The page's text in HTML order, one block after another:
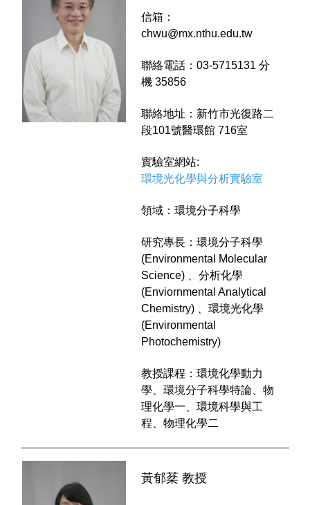
信箱：
chwu@mx.nthu.edu.tw
聯絡電話：03-5715131 分
機 35856
聯絡地址：新竹市光復路二
段101號醫環館 716室
實驗室網站:
環境光化學與分析實驗室
領域：環境分子科學
研究專長：環境分子科學
(Environmental Molecular
Science) 、分析化學
(Enviornmental Analytical
Chemistry) 、環境光化學
(Environmental
Photochemistry)
教授課程：環境化學動力
學、環境分子科學特論、物
理化學一、環境科學與工
程、物理化學二
黃郁棻 教授